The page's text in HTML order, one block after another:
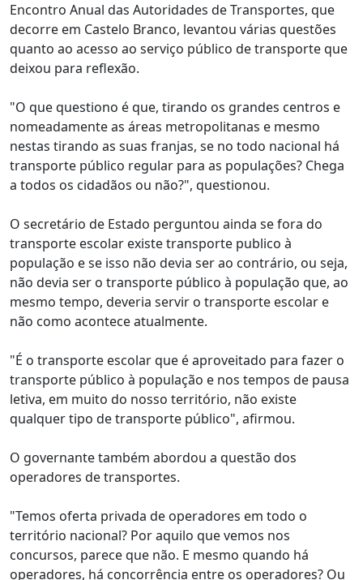
Encontro Anual das Autoridades de Transportes, que
decorre em Castelo Branco, levantou várias questões
quanto ao acesso ao serviço público de transporte que
deixou para reflexão.
"O que questiono é que, tirando os grandes centros e
nomeadamente as áreas metropolitanas e mesmo
nestas tirando as suas franjas, se no todo nacional há
transporte público regular para as populações? Chega
a todos os cidadãos ou não?", questionou.
O secretário de Estado perguntou ainda se fora do
transporte escolar existe transporte publico à
população e se isso não devia ser ao contrário, ou seja,
não devia ser o transporte público à população que, ao
mesmo tempo, deveria servir o transporte escolar e
não como acontece atualmente.
"É o transporte escolar que é aproveitado para fazer o
transporte público à população e nos tempos de pausa
letiva, em muito do nosso território, não existe
qualquer tipo de transporte público", afirmou.
O governante também abordou a questão dos
operadores de transportes.
"Temos oferta privada de operadores em todo o
território nacional? Por aquilo que vemos nos
concursos, parece que não. E mesmo quando há
operadores, há concorrência entre os operadores? Ou